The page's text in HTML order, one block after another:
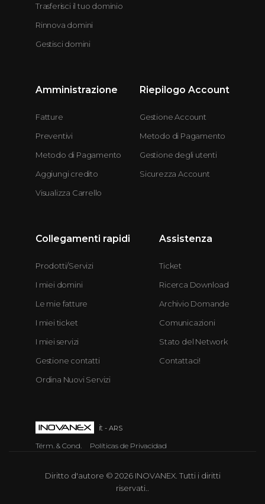
Trasferisci il tuo dominio
Rinnova domini
Gestisci domini
Amministrazione
Fatture
Preventivi
Metodo di Pagamento
Aggiungi credito
Visualizza Carrello
Riepilogo Account
Gestione Account
Metodo di Pagamento
Gestione degli utenti
Sicurezza Account
Collegamenti rapidi
Prodotti/Servizi
I miei domini
Le mie fatture
I miei ticket
I miei servizi
Gestione contatti
Ordina Nuovi Servizi
Assistenza
Ticket
Ricerca Download
Archivio Domande
Comunicazioni
Stato del Network
Contattaci!
it - ARS
Térm. & Cond. Políticas de Privacidad
Diritto d'autore © 2026 INOVANEX. Tutti i diritti
riservati..